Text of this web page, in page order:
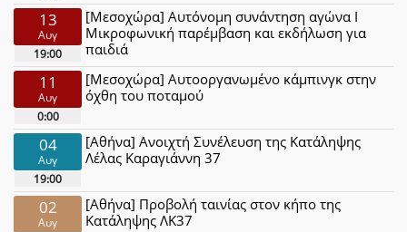
13
Αυγ
19:00
[Μεσοχώρα] Αυτόνομη συνάντηση αγώνα Ι
Μικροφωνική παρέμβαση και εκδήλωση για
παιδιά
11
Αυγ
0:00
[Μεσοχώρα] Αυτοοργανωμένο κάμπινγκ στην
όχθη του ποταμού
04
Αυγ
19:00
[Αθήνα] Ανοιχτή Συνέλευση της Κατάληψης
Λέλας Καραγιάννη 37
02
Αυγ
[Αθήνα] Προβολή ταινίας στον κήπο της
Κατάληψης ΛΚ37